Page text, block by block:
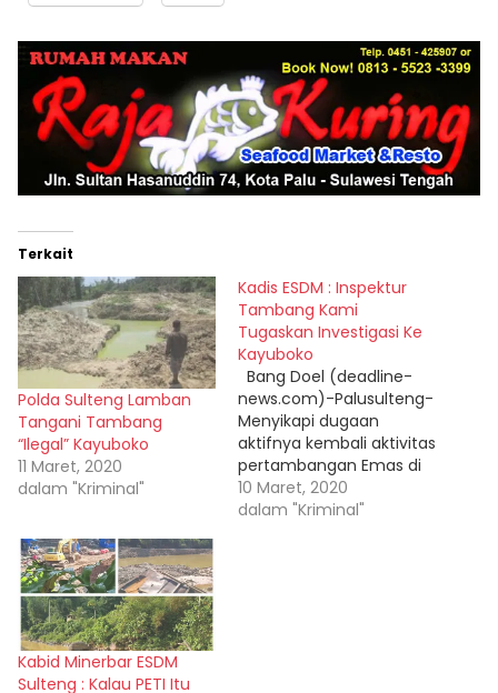
Terkait
Polda Sulteng Lamban
Tangani Tambang
“Ilegal” Kayuboko
11 Maret, 2020
dalam "Kriminal"
Kadis ESDM : Inspektur
Tambang Kami
Tugaskan Investigasi Ke
Kayuboko
Bang Doel (deadline-
news.com)-Palusulteng-
Menyikapi dugaan
aktifnya kembali aktivitas
pertambangan Emas di
Kayu Boko Kecamatan
Parigi Barat Kabupaten
10 Maret, 2020
dalam "Kriminal"
Kabid Minerbar ESDM
Sulteng : Kalau PETI Itu